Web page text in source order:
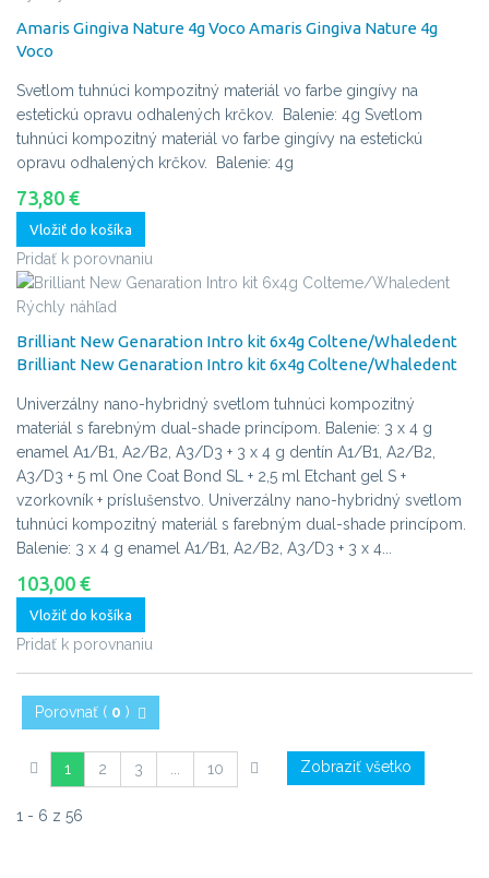
Amaris Gingiva Nature 4g Voco Amaris Gingiva Nature 4g
Voco
Svetlom tuhnúci kompozitný materiál vo farbe gingívy na
estetickú opravu odhalených krčkov. Balenie: 4g Svetlom
tuhnúci kompozitný materiál vo farbe gingívy na estetickú
opravu odhalených krčkov. Balenie: 4g
73,80 €
Vložiť do košíka
Pridať k porovnaniu
Rýchly náhľad
Brilliant New Genaration Intro kit 6x4g Coltene/Whaledent
Brilliant New Genaration Intro kit 6x4g Coltene/Whaledent
Univerzálny nano-hybridný svetlom tuhnúci kompozitný
materiál s farebným dual-shade princípom. Balenie: 3 x 4 g
enamel A1/B1, A2/B2, A3/D3 + 3 x 4 g dentín A1/B1, A2/B2,
A3/D3 + 5 ml One Coat Bond SL + 2,5 ml Etchant gel S +
vzorkovník + príslušenstvo. Univerzálny nano-hybridný svetlom
tuhnúci kompozitný materiál s farebným dual-shade princípom.
Balenie: 3 x 4 g enamel A1/B1, A2/B2, A3/D3 + 3 x 4...
103,00 €
Vložiť do košíka
Pridať k porovnaniu
Porovnať ( 0 )
Zobraziť všetko
1 2 3 10
1 - 6 z 56